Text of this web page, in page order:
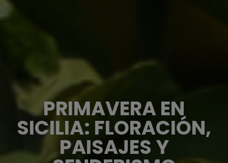
PRIMAVERA EN
SICILIA: FLORACIÓN,
PAISAJES Y